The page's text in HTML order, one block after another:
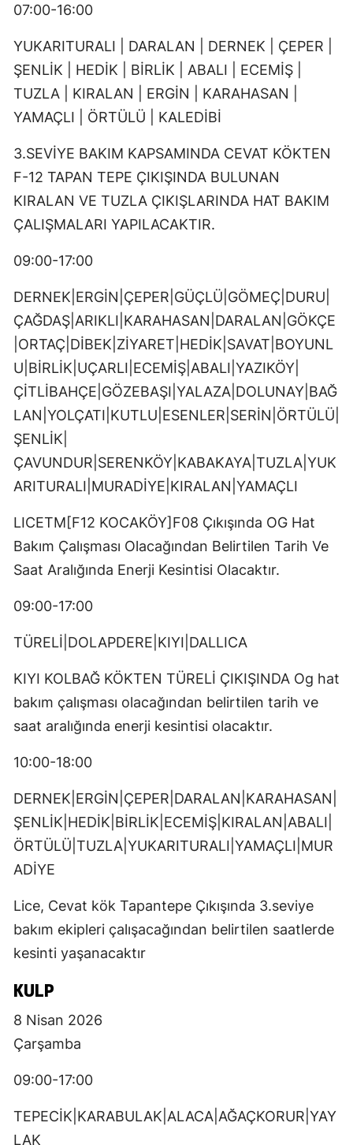
07:00-16:00
YUKARITURALI | DARALAN | DERNEK | ÇEPER |
ŞENLİK | HEDİK | BİRLİK | ABALI | ECEMİŞ |
TUZLA | KIRALAN | ERGİN | KARAHASAN |
YAMAÇLI | ÖRTÜLÜ | KALEDİBİ
3.SEVİYE BAKIM KAPSAMINDA CEVAT KÖKTEN
F-12 TAPAN TEPE ÇIKIŞINDA BULUNAN
KIRALAN VE TUZLA ÇIKIŞLARINDA HAT BAKIM
ÇALIŞMALARI YAPILACAKTIR.
09:00-17:00
DERNEK|ERGİN|ÇEPER|GÜÇLÜ|GÖMEÇ|DURU|
ÇAĞDAŞ|ARIKLI|KARAHASAN|DARALAN|GÖKÇE
|ORTAÇ|DİBEK|ZİYARET|HEDİK|SAVAT|BOYUNL
U|BİRLİK|UÇARLI|ECEMİŞ|ABALI|YAZIKÖY|
ÇİTLİBAHÇE|GÖZEBAŞI|YALAZA|DOLUNAY|BAĞ
LAN|YOLÇATI|KUTLU|ESENLER|SERİN|ÖRTÜLÜ|
ŞENLİK|
ÇAVUNDUR|SERENKÖY|KABAKAYA|TUZLA|YUK
ARITURALI|MURADİYE|KIRALAN|YAMAÇLI
LICETM[F12 KOCAKÖY]F08 Çıkışında OG Hat
Bakım Çalışması Olacağından Belirtilen Tarih Ve
Saat Aralığında Enerji Kesintisi Olacaktır.
09:00-17:00
TÜRELİ|DOLAPDERE|KIYI|DALLICA
KIYI KOLBAĞ KÖKTEN TÜRELİ ÇIKIŞINDA Og hat
bakım çalışması olacağından belirtilen tarih ve
saat aralığında enerji kesintisi olacaktır.
10:00-18:00
DERNEK|ERGİN|ÇEPER|DARALAN|KARAHASAN|
ŞENLİK|HEDİK|BİRLİK|ECEMİŞ|KIRALAN|ABALI|
ÖRTÜLÜ|TUZLA|YUKARITURALI|YAMAÇLI|MUR
ADİYE
Lice, Cevat kök Tapantepe Çıkışında 3.seviye
bakım ekipleri çalışacağından belirtilen saatlerde
kesinti yaşanacaktır
KULP
8 Nisan 2026
Çarşamba
09:00-17:00
TEPECİK|KARABULAK|ALACA|AĞAÇKORUR|YAY
LAK